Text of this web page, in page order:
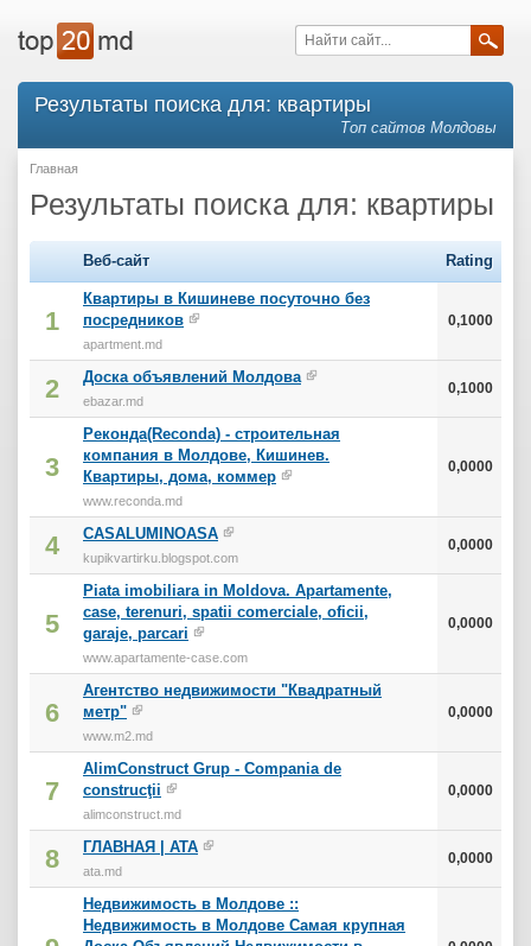
Результаты поиска для: квартиры
Топ сайтов Молдовы
Главная
Результаты поиска для: квартиры
Веб-сайт Rating
1
Квартиры в Кишиневе посуточно без
посредников
apartment.md
0,1000
2 Доска объявлений Молдова
ebazar.md
0,1000
3
Реконда(Reconda) - строительная
компания в Молдове, Кишинев.
Квартиры, дома, коммер
www.reconda.md
0,0000
4 CASALUMINOASA
kupikvartirku.blogspot.com
0,0000
5
Piata imobiliara in Moldova. Apartamente,
case, terenuri, spatii comerciale, oficii,
garaje, parcari
www.apartamente-case.com
0,0000
6
Агентство недвижимости "Квадратный
метр"
www.m2.md
0,0000
7
AlimConstruct Grup - Compania de
construcţii
alimconstruct.md
0,0000
8 ГЛАВНАЯ | ATA
ata.md
0,0000
Недвижимость в Молдове ::
Недвижимость в Молдове Самая крупная